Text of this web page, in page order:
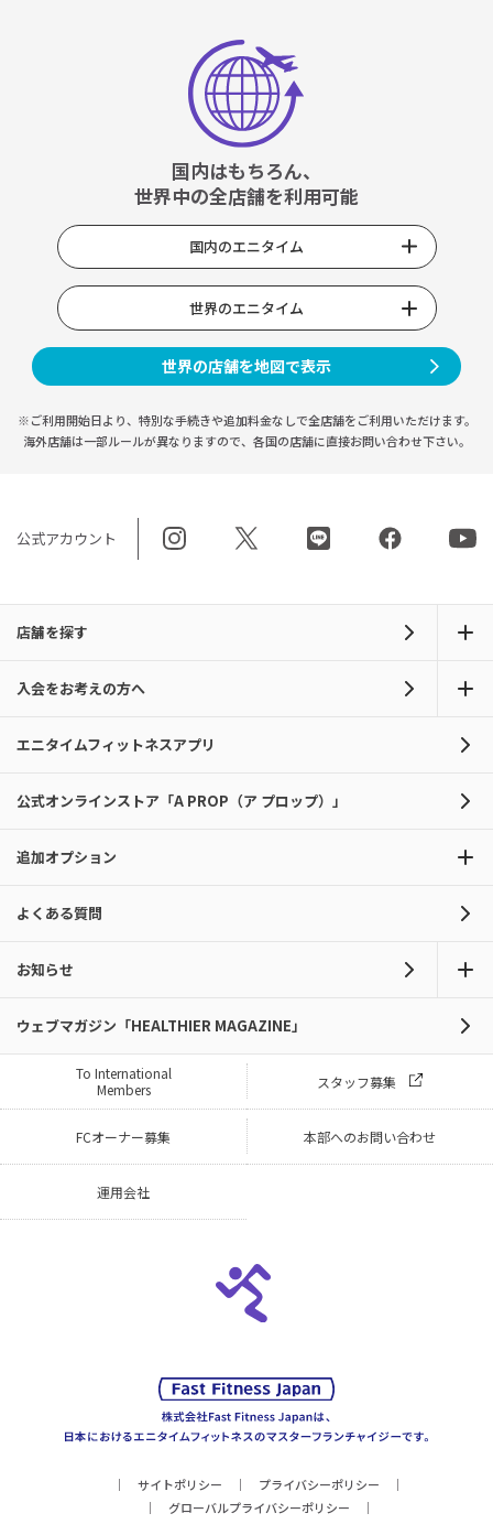
国内はもちろん、
世界中の全店舗を利用可能
国内のエニタイム
世界のエニタイム
世界の店舗を地図で表示
※ご利用開始日より、特別な手続きや追加料金なしで全店舗をご利用いただけます。
海外店舗は一部ルールが異なりますので、 各国の店舗に直接お問い合わせ下さい。
公式アカウント
店舗を探す
入会をお考えの方へ
エニタイムフィットネスアプリ
公式オンラインストア「A PROP（ア プロップ）」
追加オプション
よくある質問
お知らせ
ウェブマガジン「HEALTHIER MAGAZINE」
To International
Members
スタッフ募集
FCオーナー募集 本部へのお問い合わせ
運用会社
サイトポリシー
プライバシーポリシー
グローバルプライバシーポリシー